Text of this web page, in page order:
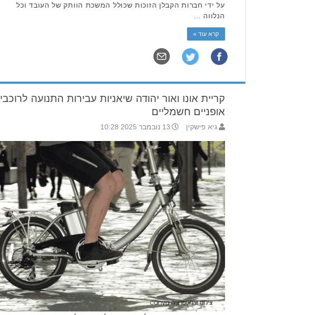
על ידי חברות הקבלן הזוכות שכולל המשכת הוותק של העובד וכל
הנלווה …
קרא עוד »
קריית אונו ואור יהודה שיאניות עבירות התנועה לרוכבי
אופניים חשמליים
גיא פישקין 13 נובמבר 2025 10:28